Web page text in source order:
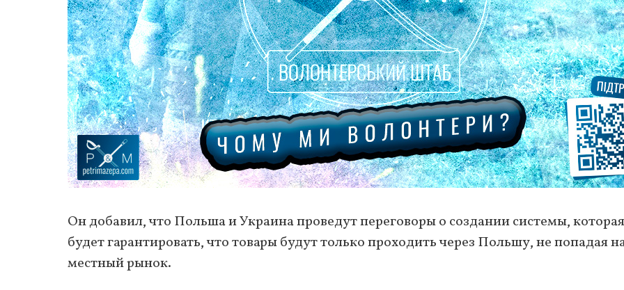
Он добавил, что Польша и Украина проведут переговоры о создании системы, которая
будет гарантировать, что товары будут только проходить через Польшу, не попадая
местный рынок.